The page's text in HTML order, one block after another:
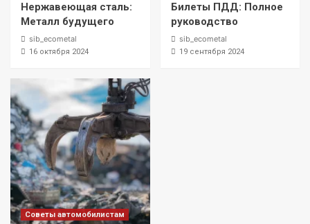
Нержавеющая сталь:
Металл будущего
sib_ecometal
16 октября 2024
Билеты ПДД: Полное
руководство
sib_ecometal
19 сентября 2024
Советы автомобилистам